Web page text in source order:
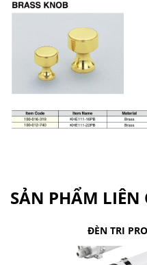
SẢN PHẨM LIÊN
ĐÈN TRI